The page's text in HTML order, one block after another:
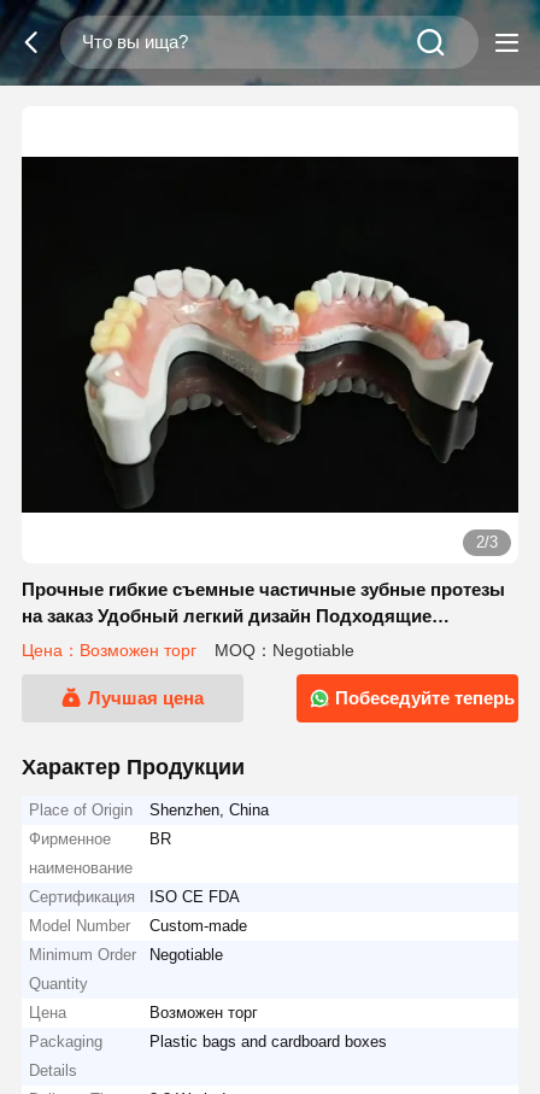
2/3
Прочные гибкие съемные частичные зубные протезы
на заказ Удобный легкий дизайн Подходящие
стоматологические приложения
Цена：Возможен торг MOQ：Negotiable
Лучшая цена Побеседуйте теперь
Характер Продукции
Place of Origin
Shenzhen, China
Фирменное
наименование
BR
Сертификация
ISO CE FDA
Model Number
Custom-made
Minimum Order
Quantity
Negotiable
Цена
Возможен торг
Packaging
Details
Plastic bags and cardboard boxes